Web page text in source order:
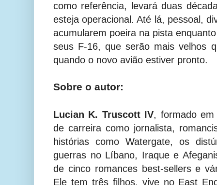
como referência, levará duas
esteja operacional. Até lá, pessoal,
acumularem poeira na pista
seus F-16, que serão mais velhos
quando o novo avião estiver pronto.
Sobre o autor:
Lucian K. Truscott IV, formado
de carreira como jornalista,
histórias como Watergate, os
guerras no Líbano, Iraque e
de cinco romances best-sellers e
Ele tem três filhos, vive no East